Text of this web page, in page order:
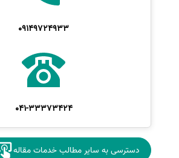
09149724933
041-33373424
دسترسی به سایر مطالب خدمات مقاله